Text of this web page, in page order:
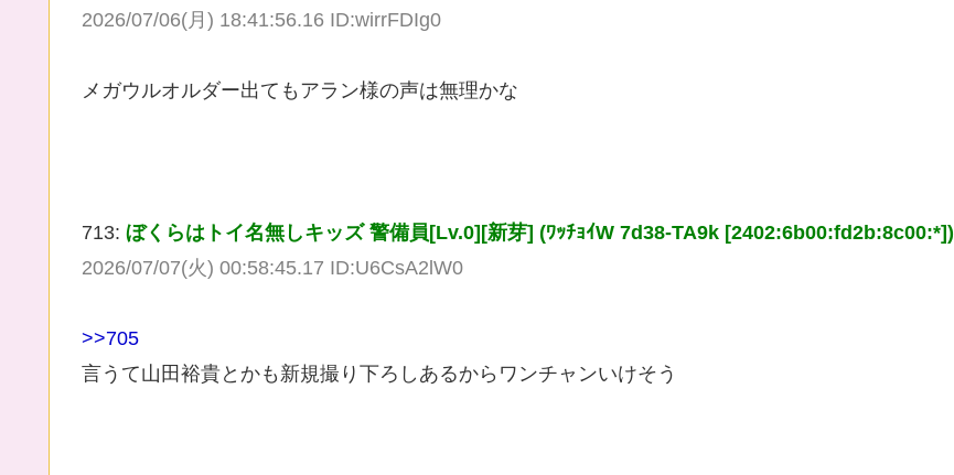
2026/07/06(月) 18:41:56.16 ID:wirrFDIg0
メガウルオルダー出てもアラン様の声は無理かな
713: ぼくらはトイ名無しキッズ 警備員[Lv.0][新芽] (ﾜｯﾁｮｲW 7d38-TA9k [2402:6b00:fd2b:8c00:*])
2026/07/07(火) 00:58:45.17 ID:U6CsA2lW0
>>705
言うて山田裕貴とかも新規撮り下ろしあるからワンチャンいけそう